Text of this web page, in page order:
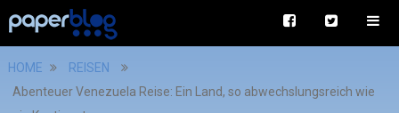
HOME
REISEN
Abenteuer Venezuela Reise: Ein Land, so abwechslungsreich wie